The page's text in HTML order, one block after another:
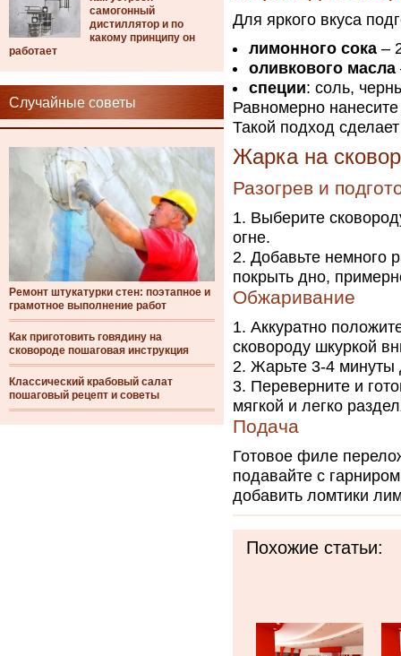
самогонный
дистиллятор и по
какому принципу он
работает
Случайные советы
Ремонт штукатурки стен: поэтапное и
грамотное выполнение работ
Как приготовить говядину на
сковороде пошаговая инструкция
Классический крабовый салат
пошаговый рецепт и советы
Для яркого вкуса
лимонного сока –
оливкового масла
специи: соль,
Равномерно
Такой подход
Жарка на
Разогрев и
Выберите
огне.
Добавьте немного
покрыть дно,
Обжаривание
Аккуратно
сковороду шкуркой
Жарьте 3-4 минуты
Переверните и
мягкой и легко
Подача
Готовое филе
подавайте с
добавить ломтики
Похожие статьи: